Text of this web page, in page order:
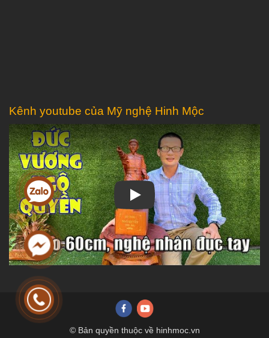
Kênh youtube của Mỹ nghệ Hinh Mộc
Play
© Bản quyền thuộc về hinhmoc.vn